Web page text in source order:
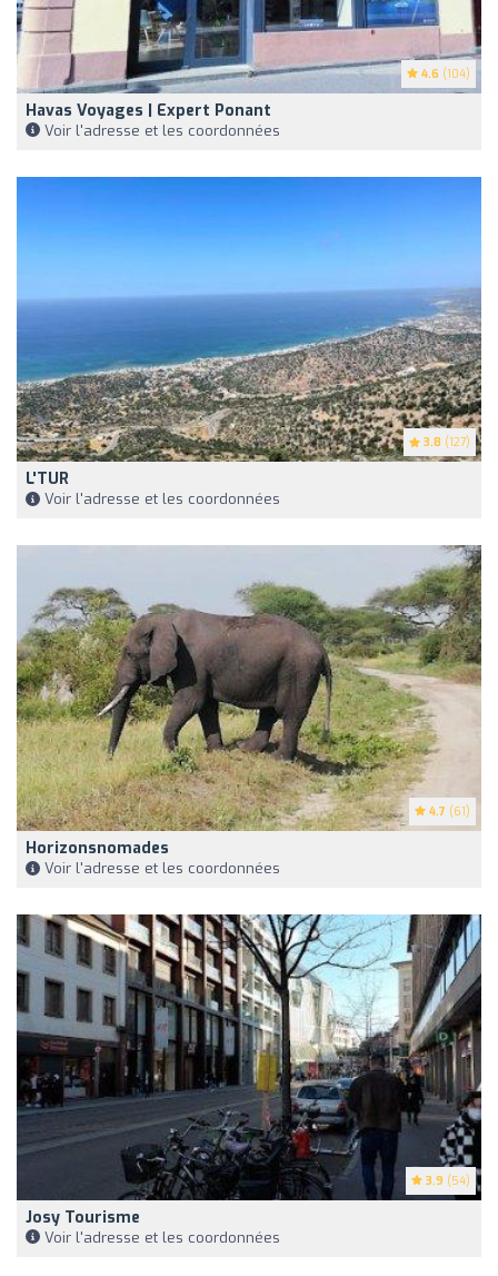
4.6 (104)
Havas Voyages | Expert Ponant
Voir l'adresse et les coordonnées
3.8 (127)
L'TUR
Voir l'adresse et les coordonnées
4.7 (61)
Horizonsnomades
Voir l'adresse et les coordonnées
3.9 (54)
Josy Tourisme
Voir l'adresse et les coordonnées